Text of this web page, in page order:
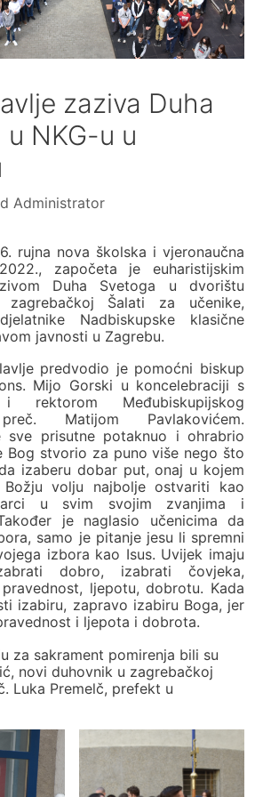
zaziva Duha
NKG-u u
Administrator
rujna nova školska i vjeronaučna
započeta je euharistijskim
Duha Svetoga u dvorištu
zagrebačkoj Šalati za učenike,
Nadbiskupske klasične
javnosti u Zagrebu.
predvodio je pomoćni biskup
Mijo Gorski u koncelebraciji s
i rektorom Međubiskupijskog
Matijom Pavlakovićem.
sve prisutne potaknuo i ohrabrio
Bog stvorio za puno više nego što
izaberu dobar put, onaj u kojem
volju najbolje ostvariti kao
u svim svojim zvanjima i
je naglasio učenicima da
samo je pitanje jesu li spremni
izbora kao Isus. Uvijek imaju
dobro, izabrati čovjeka,
ljepotu, dobrotu. Kada
izabiru, zapravo izabiru Boga, jer
i ljepota i dobrota.
za sakrament pomirenja bili su
novi duhovnik u zagrebačkoj
Luka Premelč, prefekt u